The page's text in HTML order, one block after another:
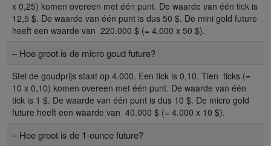
x 0,25) komen overeen met één punt. De waarde van één tick is
12,5 $. De waarde van één punt is dus 50 $. De mini gold future
heeft een waarde van 220.000 $ (= 4.000 x 50 $).
– Hoe groot is de micro goud future?
Stel de goudprijs staat op 4.000. Een tick is 0,10. Tien ticks (=
10 x 0,10) komen overeen met één punt. De waarde van één
tick is 1 $. De waarde van één punt is dus 10 $. De micro gold
future heeft een waarde van 40.000 $ (= 4.000 x 10 $).
– Hoe groot is de 1-ounce future?